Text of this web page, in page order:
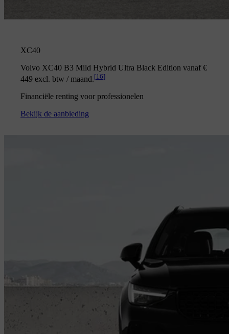
XC40
Volvo XC40 B3 Mild Hybrid Ultra Black Edition vanaf €
449 excl. btw / maand.[16]
Financiële renting voor professionelen
Bekijk de aanbieding